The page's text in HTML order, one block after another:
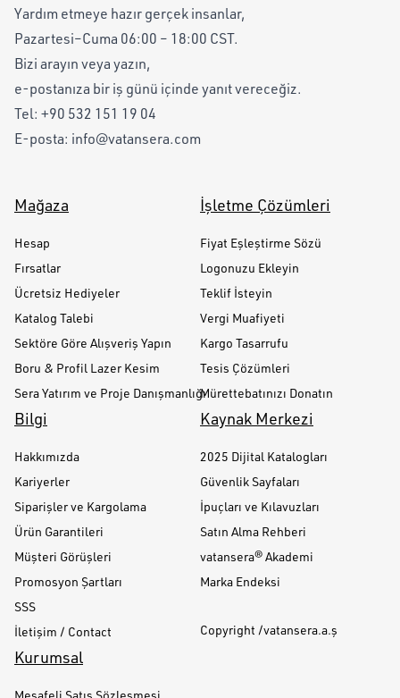
Yardım etmeye hazır gerçek insanlar,
Pazartesi–Cuma 06:00 – 18:00 CST.
Bizi arayın veya yazın,
e-postanıza bir iş günü içinde yanıt vereceğiz.
Tel: +90 532 151 19 04
E-posta: info@vatansera.com
Mağaza
Hesap
Fırsatlar
Ücretsiz Hediyeler
Katalog Talebi
Sektöre Göre Alışveriş Yapın
Boru & Profil Lazer Kesim
Sera Yatırım ve Proje Danışmanlığı
İşletme Çözümleri
Fiyat Eşleştirme Sözü
Logonuzu Ekleyin
Teklif İsteyin
Vergi Muafiyeti
Kargo Tasarrufu
Tesis Çözümleri
Mürettebatınızı Donatın
Bilgi
Hakkımızda
Kariyerler
Siparişler ve Kargolama
Ürün Garantileri
Müşteri Görüşleri
Promosyon Şartları
SSS
İletişim / Contact
Kaynak Merkezi
2025 Dijital Katalogları
Güvenlik Sayfaları
İpuçları ve Kılavuzları
Satın Alma Rehberi
vatansera® Akademi
Marka Endeksi
Copyright /vatansera.a.ş
Kurumsal
Mesafeli Satış Sözleşmesi